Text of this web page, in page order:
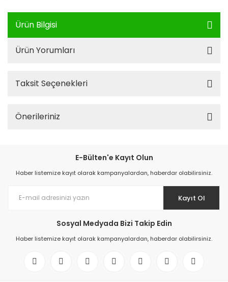
Ürün Bilgisi
Ürün Yorumları
Taksit Seçenekleri
Önerileriniz
E-Bülten'e Kayıt Olun
Haber listemize kayıt olarak kampanyalardan, haberdar olabilirsiniz.
Kayıt Ol
Sosyal Medyada Bizi Takip Edin
Haber listemize kayıt olarak kampanyalardan, haberdar olabilirsiniz.